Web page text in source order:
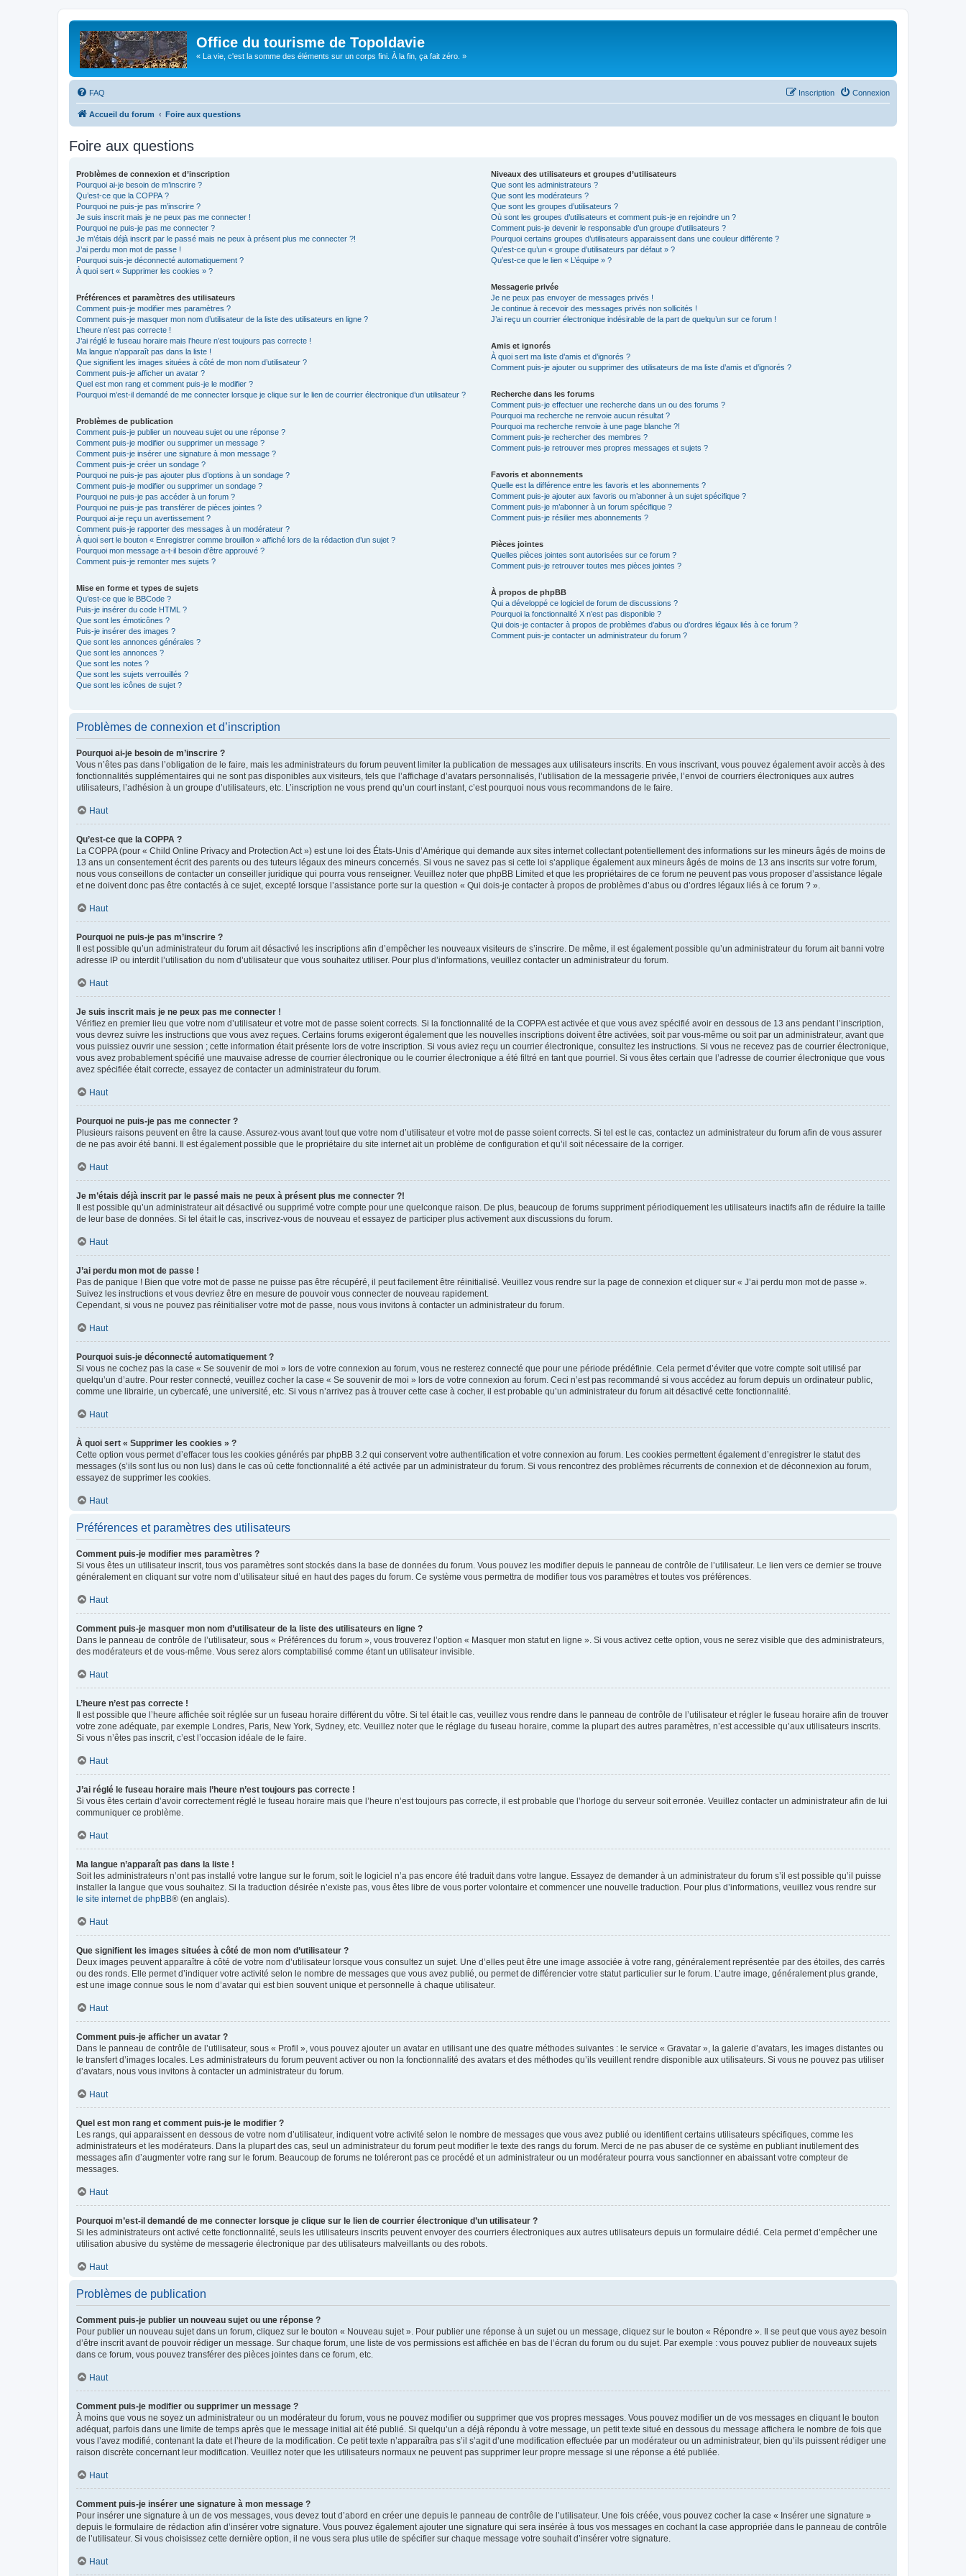
Office du tourisme de Topoldavie
« La vie, c'est la somme des éléments sur un corps fini. À la fin, ça fait zéro. »
FAQ Connexion
Inscription
Accueil du forum Foire aux questions
Foire aux questions
Problèmes de connexion et d’inscription
Pourquoi ai-je besoin de m’inscrire ?
Qu’est-ce que la COPPA ?
Pourquoi ne puis-je pas m’inscrire ?
Je suis inscrit mais je ne peux pas me connecter !
Pourquoi ne puis-je pas me connecter ?
Je m’étais déjà inscrit par le passé mais ne peux à présent plus me connecter ?!
J’ai perdu mon mot de passe !
Pourquoi suis-je déconnecté automatiquement ?
À quoi sert « Supprimer les cookies » ?
Préférences et paramètres des utilisateurs
Comment puis-je modifier mes paramètres ?
Comment puis-je masquer mon nom d’utilisateur de la liste des utilisateurs en ligne ?
L’heure n’est pas correcte !
J’ai réglé le fuseau horaire mais l’heure n’est toujours pas correcte !
Ma langue n’apparaît pas dans la liste !
Que signifient les images situées à côté de mon nom d’utilisateur ?
Comment puis-je afficher un avatar ?
Quel est mon rang et comment puis-je le modifier ?
Pourquoi m’est-il demandé de me connecter lorsque je clique sur le lien de courrier électronique d’un utilisateur ?
Problèmes de publication
Comment puis-je publier un nouveau sujet ou une réponse ?
Comment puis-je modifier ou supprimer un message ?
Comment puis-je insérer une signature à mon message ?
Comment puis-je créer un sondage ?
Pourquoi ne puis-je pas ajouter plus d’options à un sondage ?
Comment puis-je modifier ou supprimer un sondage ?
Pourquoi ne puis-je pas accéder à un forum ?
Pourquoi ne puis-je pas transférer de pièces jointes ?
Pourquoi ai-je reçu un avertissement ?
Comment puis-je rapporter des messages à un modérateur ?
À quoi sert le bouton « Enregistrer comme brouillon » affiché lors de la rédaction d’un sujet ?
Pourquoi mon message a-t-il besoin d’être approuvé ?
Comment puis-je remonter mes sujets ?
Mise en forme et types de sujets
Qu’est-ce que le BBCode ?
Puis-je insérer du code HTML ?
Que sont les émoticônes ?
Puis-je insérer des images ?
Que sont les annonces générales ?
Que sont les annonces ?
Que sont les notes ?
Que sont les sujets verrouillés ?
Que sont les icônes de sujet ?
Niveaux des utilisateurs et groupes d’utilisateurs
Que sont les administrateurs ?
Que sont les modérateurs ?
Que sont les groupes d’utilisateurs ?
Où sont les groupes d’utilisateurs et comment puis-je en rejoindre un ?
Comment puis-je devenir le responsable d’un groupe d’utilisateurs ?
Pourquoi certains groupes d’utilisateurs apparaissent dans une couleur différente ?
Qu’est-ce qu’un « groupe d’utilisateurs par défaut » ?
Qu’est-ce que le lien « L’équipe » ?
Messagerie privée
Je ne peux pas envoyer de messages privés !
Je continue à recevoir des messages privés non sollicités !
J’ai reçu un courrier électronique indésirable de la part de quelqu’un sur ce forum !
Amis et ignorés
À quoi sert ma liste d’amis et d’ignorés ?
Comment puis-je ajouter ou supprimer des utilisateurs de ma liste d’amis et d’ignorés ?
Recherche dans les forums
Comment puis-je effectuer une recherche dans un ou des forums ?
Pourquoi ma recherche ne renvoie aucun résultat ?
Pourquoi ma recherche renvoie à une page blanche ?!
Comment puis-je rechercher des membres ?
Comment puis-je retrouver mes propres messages et sujets ?
Favoris et abonnements
Quelle est la différence entre les favoris et les abonnements ?
Comment puis-je ajouter aux favoris ou m’abonner à un sujet spécifique ?
Comment puis-je m’abonner à un forum spécifique ?
Comment puis-je résilier mes abonnements ?
Pièces jointes
Quelles pièces jointes sont autorisées sur ce forum ?
Comment puis-je retrouver toutes mes pièces jointes ?
À propos de phpBB
Qui a développé ce logiciel de forum de discussions ?
Pourquoi la fonctionnalité X n’est pas disponible ?
Qui dois-je contacter à propos de problèmes d’abus ou d’ordres légaux liés à ce forum ?
Comment puis-je contacter un administrateur du forum ?
Problèmes de connexion et d’inscription
Pourquoi ai-je besoin de m’inscrire ?
Vous n’êtes pas dans l’obligation de le faire, mais les administrateurs du forum peuvent limiter la publication de messages aux utilisateurs inscrits. En vous inscrivant, vous pouvez également avoir accès à des
fonctionnalités supplémentaires qui ne sont pas disponibles aux visiteurs, tels que l’affichage d’avatars personnalisés, l’utilisation de la messagerie privée, l’envoi de courriers électroniques aux autres
utilisateurs, l’adhésion à un groupe d’utilisateurs, etc. L’inscription ne vous prend qu’un court instant, c’est pourquoi nous vous recommandons de le faire.
Haut
Qu’est-ce que la COPPA ?
La COPPA (pour « Child Online Privacy and Protection Act ») est une loi des États-Unis d’Amérique qui demande aux sites internet collectant potentiellement des informations sur les mineurs âgés de moins de
13 ans un consentement écrit des parents ou des tuteurs légaux des mineurs concernés. Si vous ne savez pas si cette loi s’applique également aux mineurs âgés de moins de 13 ans inscrits sur votre forum,
nous vous conseillons de contacter un conseiller juridique qui pourra vous renseigner. Veuillez noter que phpBB Limited et que les propriétaires de ce forum ne peuvent pas vous proposer d’assistance légale
et ne doivent donc pas être contactés à ce sujet, excepté lorsque l’assistance porte sur la question « Qui dois-je contacter à propos de problèmes d’abus ou d’ordres légaux liés à ce forum ? ».
Haut
Pourquoi ne puis-je pas m’inscrire ?
Il est possible qu’un administrateur du forum ait désactivé les inscriptions afin d’empêcher les nouveaux visiteurs de s’inscrire. De même, il est également possible qu’un administrateur du forum ait banni votre
adresse IP ou interdit l’utilisation du nom d’utilisateur que vous souhaitez utiliser. Pour plus d’informations, veuillez contacter un administrateur du forum.
Haut
Je suis inscrit mais je ne peux pas me connecter !
Vérifiez en premier lieu que votre nom d’utilisateur et votre mot de passe soient corrects. Si la fonctionnalité de la COPPA est activée et que vous avez spécifié avoir en dessous de 13 ans pendant l’inscription,
vous devrez suivre les instructions que vous avez reçues. Certains forums exigeront également que les nouvelles inscriptions doivent être activées, soit par vous-même ou soit par un administrateur, avant que
vous puissiez ouvrir une session ; cette information était présente lors de votre inscription. Si vous aviez reçu un courrier électronique, consultez les instructions. Si vous ne recevez pas de courrier électronique,
vous avez probablement spécifié une mauvaise adresse de courrier électronique ou le courrier électronique a été filtré en tant que pourriel. Si vous êtes certain que l’adresse de courrier électronique que vous
avez spécifiée était correcte, essayez de contacter un administrateur du forum.
Haut
Pourquoi ne puis-je pas me connecter ?
Plusieurs raisons peuvent en être la cause. Assurez-vous avant tout que votre nom d’utilisateur et votre mot de passe soient corrects. Si tel est le cas, contactez un administrateur du forum afin de vous assurer
de ne pas avoir été banni. Il est également possible que le propriétaire du site internet ait un problème de configuration et qu’il soit nécessaire de la corriger.
Haut
Je m’étais déjà inscrit par le passé mais ne peux à présent plus me connecter ?!
Il est possible qu’un administrateur ait désactivé ou supprimé votre compte pour une quelconque raison. De plus, beaucoup de forums suppriment périodiquement les utilisateurs inactifs afin de réduire la taille
de leur base de données. Si tel était le cas, inscrivez-vous de nouveau et essayez de participer plus activement aux discussions du forum.
Haut
J’ai perdu mon mot de passe !
Pas de panique ! Bien que votre mot de passe ne puisse pas être récupéré, il peut facilement être réinitialisé. Veuillez vous rendre sur la page de connexion et cliquer sur « J’ai perdu mon mot de passe ».
Suivez les instructions et vous devriez être en mesure de pouvoir vous connecter de nouveau rapidement.
Cependant, si vous ne pouvez pas réinitialiser votre mot de passe, nous vous invitons à contacter un administrateur du forum.
Haut
Pourquoi suis-je déconnecté automatiquement ?
Si vous ne cochez pas la case « Se souvenir de moi » lors de votre connexion au forum, vous ne resterez connecté que pour une période prédéfinie. Cela permet d’éviter que votre compte soit utilisé par
quelqu’un d’autre. Pour rester connecté, veuillez cocher la case « Se souvenir de moi » lors de votre connexion au forum. Ceci n’est pas recommandé si vous accédez au forum depuis un ordinateur public,
comme une librairie, un cybercafé, une université, etc. Si vous n’arrivez pas à trouver cette case à cocher, il est probable qu’un administrateur du forum ait désactivé cette fonctionnalité.
Haut
À quoi sert « Supprimer les cookies » ?
Cette option vous permet d’effacer tous les cookies générés par phpBB 3.2 qui conservent votre authentification et votre connexion au forum. Les cookies permettent également d’enregistrer le statut des
messages (s’ils sont lus ou non lus) dans le cas où cette fonctionnalité a été activée par un administrateur du forum. Si vous rencontrez des problèmes récurrents de connexion et de déconnexion au forum,
essayez de supprimer les cookies.
Haut
Préférences et paramètres des utilisateurs
Comment puis-je modifier mes paramètres ?
Si vous êtes un utilisateur inscrit, tous vos paramètres sont stockés dans la base de données du forum. Vous pouvez les modifier depuis le panneau de contrôle de l’utilisateur. Le lien vers ce dernier se trouve
généralement en cliquant sur votre nom d’utilisateur situé en haut des pages du forum. Ce système vous permettra de modifier tous vos paramètres et toutes vos préférences.
Haut
Comment puis-je masquer mon nom d’utilisateur de la liste des utilisateurs en ligne ?
Dans le panneau de contrôle de l’utilisateur, sous « Préférences du forum », vous trouverez l’option « Masquer mon statut en ligne ». Si vous activez cette option, vous ne serez visible que des administrateurs,
des modérateurs et de vous-même. Vous serez alors comptabilisé comme étant un utilisateur invisible.
Haut
L’heure n’est pas correcte !
Il est possible que l’heure affichée soit réglée sur un fuseau horaire différent du vôtre. Si tel était le cas, veuillez vous rendre dans le panneau de contrôle de l’utilisateur et régler le fuseau horaire afin de trouver
votre zone adéquate, par exemple Londres, Paris, New York, Sydney, etc. Veuillez noter que le réglage du fuseau horaire, comme la plupart des autres paramètres, n’est accessible qu’aux utilisateurs inscrits.
Si vous n’êtes pas inscrit, c’est l’occasion idéale de le faire.
Haut
J’ai réglé le fuseau horaire mais l’heure n’est toujours pas correcte !
Si vous êtes certain d’avoir correctement réglé le fuseau horaire mais que l’heure n’est toujours pas correcte, il est probable que l’horloge du serveur soit erronée. Veuillez contacter un administrateur afin de lui
communiquer ce problème.
Haut
Ma langue n’apparaît pas dans la liste !
Soit les administrateurs n’ont pas installé votre langue sur le forum, soit le logiciel n’a pas encore été traduit dans votre langue. Essayez de demander à un administrateur du forum s’il est possible qu’il puisse
installer la langue que vous souhaitez. Si la traduction désirée n’existe pas, vous êtes libre de vous porter volontaire et commencer une nouvelle traduction. Pour plus d’informations, veuillez vous rendre sur
le site internet de phpBB® (en anglais).
Haut
Que signifient les images situées à côté de mon nom d’utilisateur ?
Deux images peuvent apparaître à côté de votre nom d’utilisateur lorsque vous consultez un sujet. Une d’elles peut être une image associée à votre rang, généralement représentée par des étoiles, des carrés
ou des ronds. Elle permet d’indiquer votre activité selon le nombre de messages que vous avez publié, ou permet de différencier votre statut particulier sur le forum. L’autre image, généralement plus grande,
est une image connue sous le nom d’avatar qui est bien souvent unique et personnelle à chaque utilisateur.
Haut
Comment puis-je afficher un avatar ?
Dans le panneau de contrôle de l’utilisateur, sous « Profil », vous pouvez ajouter un avatar en utilisant une des quatre méthodes suivantes : le service « Gravatar », la galerie d’avatars, les images distantes ou
le transfert d’images locales. Les administrateurs du forum peuvent activer ou non la fonctionnalité des avatars et des méthodes qu’ils veuillent rendre disponible aux utilisateurs. Si vous ne pouvez pas utiliser
d’avatars, nous vous invitons à contacter un administrateur du forum.
Haut
Quel est mon rang et comment puis-je le modifier ?
Les rangs, qui apparaissent en dessous de votre nom d’utilisateur, indiquent votre activité selon le nombre de messages que vous avez publié ou identifient certains utilisateurs spécifiques, comme les
administrateurs et les modérateurs. Dans la plupart des cas, seul un administrateur du forum peut modifier le texte des rangs du forum. Merci de ne pas abuser de ce système en publiant inutilement des
messages afin d’augmenter votre rang sur le forum. Beaucoup de forums ne toléreront pas ce procédé et un administrateur ou un modérateur pourra vous sanctionner en abaissant votre compteur de
messages.
Haut
Pourquoi m’est-il demandé de me connecter lorsque je clique sur le lien de courrier électronique d’un utilisateur ?
Si les administrateurs ont activé cette fonctionnalité, seuls les utilisateurs inscrits peuvent envoyer des courriers électroniques aux autres utilisateurs depuis un formulaire dédié. Cela permet d’empêcher une
utilisation abusive du système de messagerie électronique par des utilisateurs malveillants ou des robots.
Haut
Problèmes de publication
Comment puis-je publier un nouveau sujet ou une réponse ?
Pour publier un nouveau sujet dans un forum, cliquez sur le bouton « Nouveau sujet ». Pour publier une réponse à un sujet ou un message, cliquez sur le bouton « Répondre ». Il se peut que vous ayez besoin
d’être inscrit avant de pouvoir rédiger un message. Sur chaque forum, une liste de vos permissions est affichée en bas de l’écran du forum ou du sujet. Par exemple : vous pouvez publier de nouveaux sujets
dans ce forum, vous pouvez transférer des pièces jointes dans ce forum, etc.
Haut
Comment puis-je modifier ou supprimer un message ?
À moins que vous ne soyez un administrateur ou un modérateur du forum, vous ne pouvez modifier ou supprimer que vos propres messages. Vous pouvez modifier un de vos messages en cliquant le bouton
adéquat, parfois dans une limite de temps après que le message initial ait été publié. Si quelqu’un a déjà répondu à votre message, un petit texte situé en dessous du message affichera le nombre de fois que
vous l’avez modifié, contenant la date et l’heure de la modification. Ce petit texte n’apparaîtra pas s’il s’agit d’une modification effectuée par un modérateur ou un administrateur, bien qu’ils puissent rédiger une
raison discrète concernant leur modification. Veuillez noter que les utilisateurs normaux ne peuvent pas supprimer leur propre message si une réponse a été publiée.
Haut
Comment puis-je insérer une signature à mon message ?
Pour insérer une signature à un de vos messages, vous devez tout d’abord en créer une depuis le panneau de contrôle de l’utilisateur. Une fois créée, vous pouvez cocher la case « Insérer une signature »
depuis le formulaire de rédaction afin d’insérer votre signature. Vous pouvez également ajouter une signature qui sera insérée à tous vos messages en cochant la case appropriée dans le panneau de contrôle
de l’utilisateur. Si vous choisissez cette dernière option, il ne vous sera plus utile de spécifier sur chaque message votre souhait d’insérer votre signature.
Haut